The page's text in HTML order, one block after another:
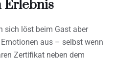
Erlebnis
sich löst beim Gast aber
aus – selbst wenn
Zertifikat neben dem